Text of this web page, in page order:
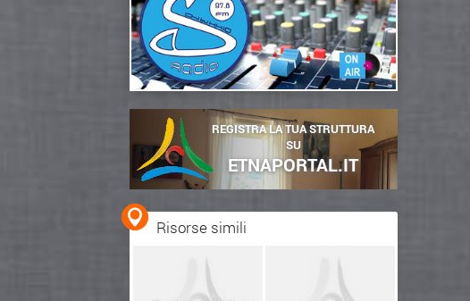
REGISTRA LA TUA STRUTTURA
SU
ETNAPORTAL.IT
Risorse simili